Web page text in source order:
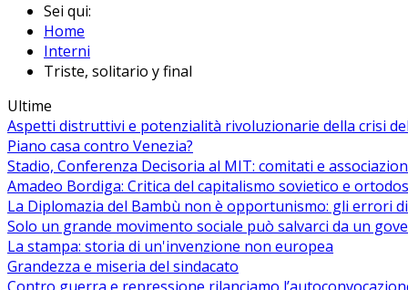
Sei qui:
Home
Interni
Triste, solitario y final
Ultime
Aspetti distruttivi e potenzialità rivoluzionarie della crisi
Piano casa contro Venezia?
Stadio, Conferenza Decisoria al MIT: comitati e
Amadeo Bordiga: Critica del capitalismo sovietico e
La Diplomazia del Bambù non è opportunismo: gli errori
Solo un grande movimento sociale può salvarci da un
La stampa: storia di un'invenzione non europea
Grandezza e miseria del sindacato